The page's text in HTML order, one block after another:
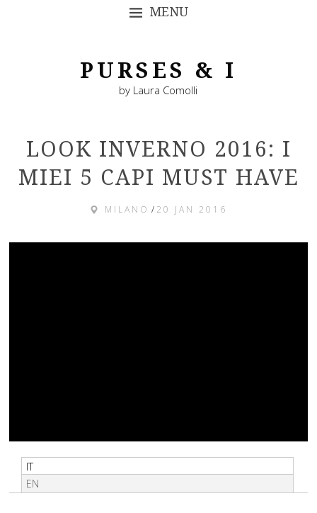
MENU
PURSES & I
by Laura Comolli
LOOK INVERNO 2016: I
MIEI 5 CAPI MUST HAVE
MILANO / 20 JAN 2016
IT
EN